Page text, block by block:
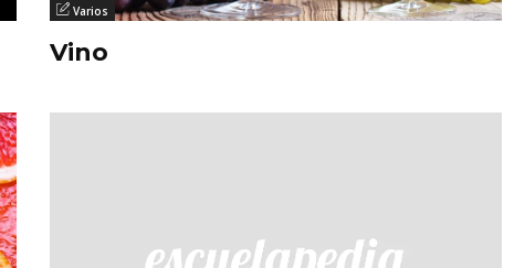
Varios
Vino